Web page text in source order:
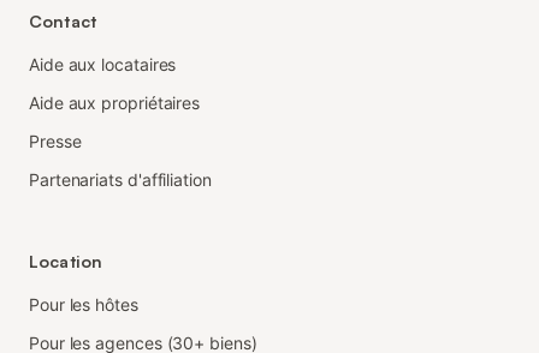
Contact
Aide aux locataires
Aide aux propriétaires
Presse
Partenariats d'affiliation
Location
Pour les hôtes
Pour les agences (30+ biens)